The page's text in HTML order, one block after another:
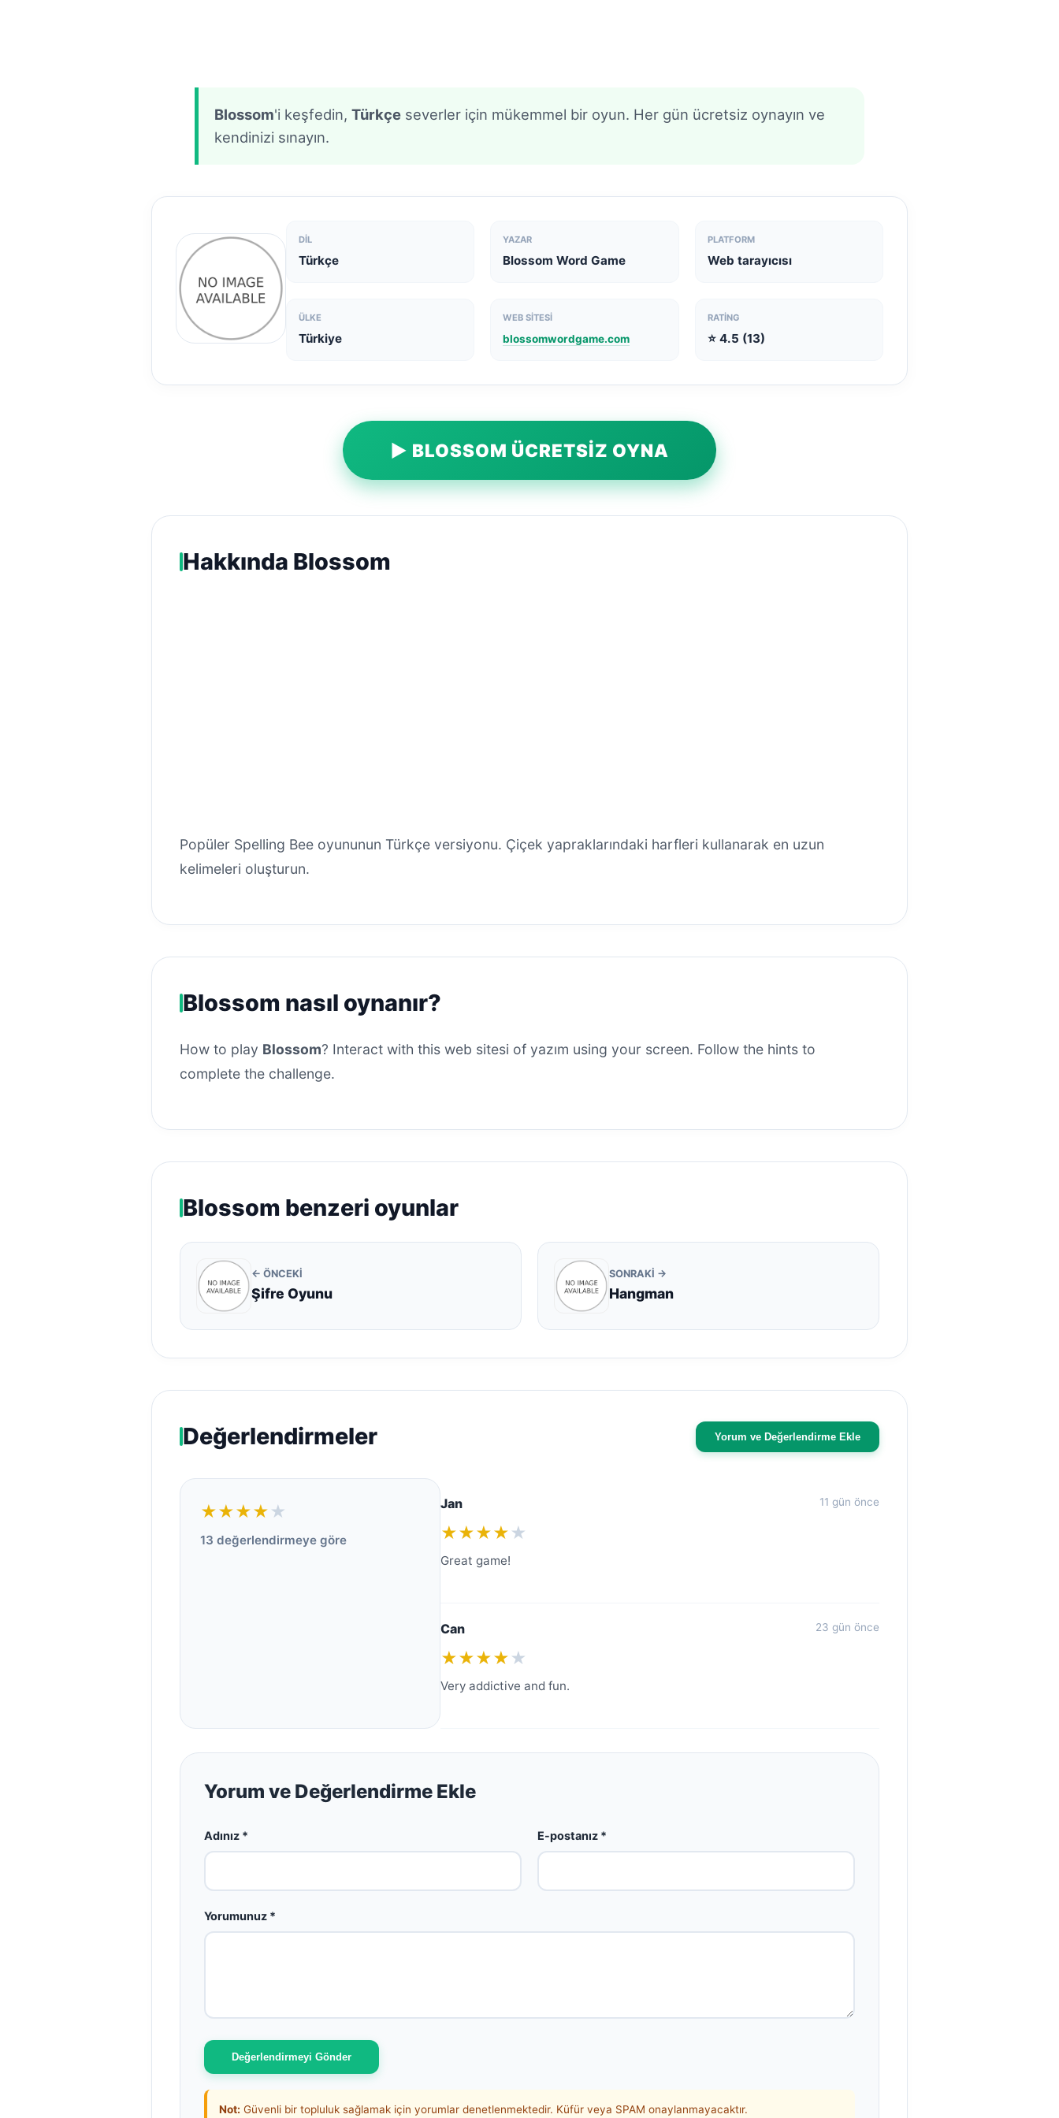
Blossom'i keşfedin, Türkçe severler için mükemmel bir oyun. Her gün ücretsiz oynayın ve
kendinizi sınayın.
DIL
Türkçe
YAZAR
Blossom Word Game
PLATFORM
Web tarayıcısı
ÜLKE
Türkiye
WEB SITESI
blossomwordgame.com
RATING
⭐ 4.5 (13)
▶ BLOSSOM ÜCRETSIZ OYNA
Hakkında Blossom
Popüler Spelling Bee oyununun Türkçe versiyonu. Çiçek yapraklarındaki harfleri kullanarak en uzun
kelimeleri oluşturun.
Blossom nasıl oynanır?
How to play Blossom? Interact with this web sitesi of yazım using your screen. Follow the hints to
complete the challenge.
Blossom benzeri oyunlar
← ÖNCEKI
Şifre Oyunu
SONRAKI →
Hangman
Değerlendirmeler Yorum ve Değerlendirme Ekle
★★★★ ★
13 değerlendirmeye göre
Jan 11 gün önce
★★★★ ★
Great game!
Can 23 gün önce
★★★★ ★
Very addictive and fun.
Yorum ve Değerlendirme Ekle
Adınız * E-postanız *
Yorumunuz *
Değerlendirmeyi Gönder
Not: Güvenli bir topluluk sağlamak için yorumlar denetlenmektedir. Küfür veya SPAM onaylanmayacaktır.